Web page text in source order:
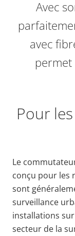
Avec
avec
permet
Pour
Le
conçu pour les
sont
surveillance
installations
secteur de la